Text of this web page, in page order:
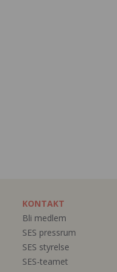
KONTAKT
Bli medlem
SES pressrum
SES styrelse
SES-teamet